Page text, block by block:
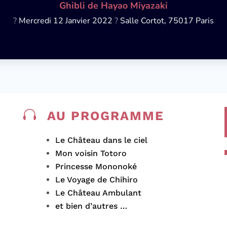
Ghibli de Hayao Miyazaki
? Mercredi 12 Janvier 2022 ? Salle Cortot, 75017 Paris
 AU PROGRAMME
Le Château dans le ciel
Mon voisin Totoro
Princesse Mononoké
Le Voyage de Chihiro
Le Château Ambulant
et bien d’autres …